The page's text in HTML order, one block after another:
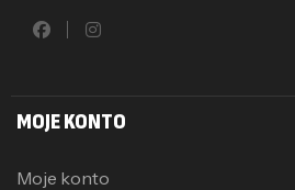
MOJE KONTO
Moje konto